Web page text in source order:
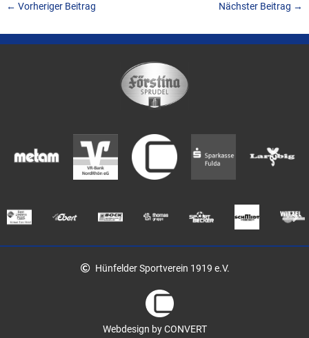
← Vorheriger Beitrag Nächster Beitrag →
Hünfelder Sportverein 1919 e.V.
Webdesign by CONVERT